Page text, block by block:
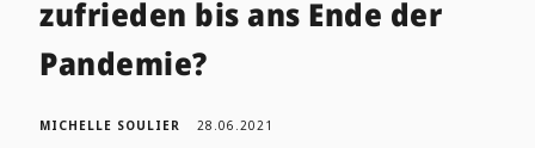
zufrieden bis ans Ende der
Pandemie?
MICHELLE SOULIER 28.06.2021